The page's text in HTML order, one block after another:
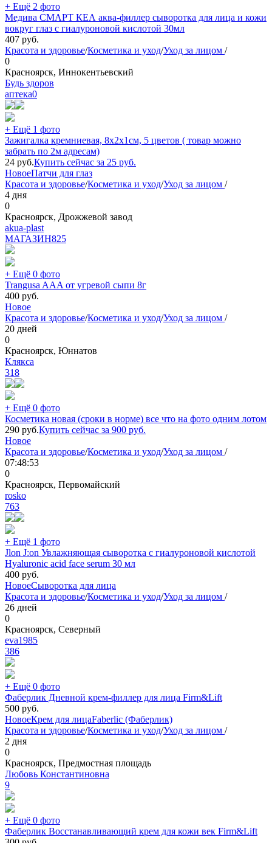
+ Ещё 2 фото
Медива СМАРТ КЕА аква-филлер сыворотка для лица и кожи
вокруг глаз с гиалуроновой кислотой 30мл
407 руб.
Красота и здоровье/Косметика и уход/Уход за лицом /
0
Красноярск, Иннокентьевский
Будь здоров
аптека0
+ Ещё 1 фото
Зажигалка кремниевая, 8x2x1cм, 5 цветов ( товар можно
забрать по 2м адресам)
24 руб.Купить сейчас за 25 руб.
НовоеПатчи для глаз
Красота и здоровье/Косметика и уход/Уход за лицом /
4 дня
0
Красноярск, Дрожжевой завод
akua-plast
МАГАЗИН825
+ Ещё 0 фото
Trangusa AAA от угревой сыпи 8г
400 руб.
Новое
Красота и здоровье/Косметика и уход/Уход за лицом /
20 дней
0
Красноярск, Юннатов
Клякса
318
+ Ещё 0 фото
Косметика новая (сроки в норме) все что на фото одним лотом
290 руб.Купить сейчас за 900 руб.
Новое
Красота и здоровье/Косметика и уход/Уход за лицом /
07:48:53
0
Красноярск, Первомайский
rosko
763
+ Ещё 1 фото
Jlon J:on Увлажняющая сыворотка с гиалуроновой кислотой
Hyaluronic acid face serum 30 мл
400 руб.
НовоеСыворотка для лица
Красота и здоровье/Косметика и уход/Уход за лицом /
26 дней
0
Красноярск, Северный
eva1985
386
+ Ещё 0 фото
Фаберлик Дневной крем-филлер для лица Firm&Lift
500 руб.
НовоеКрем для лицаFaberlic (Фаберлик)
Красота и здоровье/Косметика и уход/Уход за лицом /
2 дня
0
Красноярск, Предмостная площадь
Любовь Константиновна
9
+ Ещё 0 фото
Фаберлик Восстанавливающий крем для кожи век Firm&Lift